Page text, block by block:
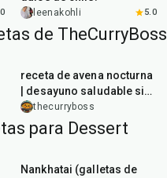
leenakohli 5.0
de TheCurryBoss
receta de avena nocturna
| desayuno saludable sin
cocinar
thecurryboss
para Dessert
Nankhatai (galletas de